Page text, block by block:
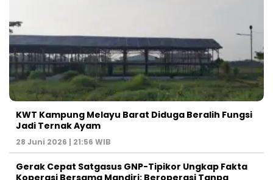
KWT Kampung Melayu Barat Diduga Beralih Fungsi
Jadi Ternak Ayam
28 Juni 2026 | 21:56 WIB
Gerak Cepat Satgasus GNP-Tipikor Ungkap Fakta